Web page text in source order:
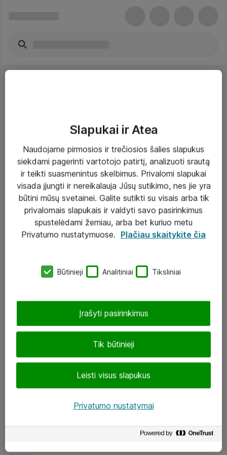
Paslaugos
Sprendimai
Įgyvendinti projektai
Atea ekspertų patarimai verslui
eShop@atea.lt
LinkedIn
Slapukai ir Atea
Naudojame pirmosios ir trečiosios šalies slapukus
siekdami pagerinti vartotojo patirtį, analizuoti srautą
ir teikti suasmenintus skelbimus. Privalomi slapukai
visada įjungti ir nereikalauja Jūsų sutikimo, nes jie yra
būtini mūsų svetainei. Galite sutikti su visais arba tik
privalomais slapukais ir valdyti savo pasirinkimus
spustelėdami žemiau, arba bet kuriuo metu
Privatumo nustatymuose. Plačiau skaitykite čia
Būtinieji Analitiniai Tiksliniai
Tik būtinieji
Leisti visus slapukus
Įrašyti pasirinkimus
Privatumo nustatymai